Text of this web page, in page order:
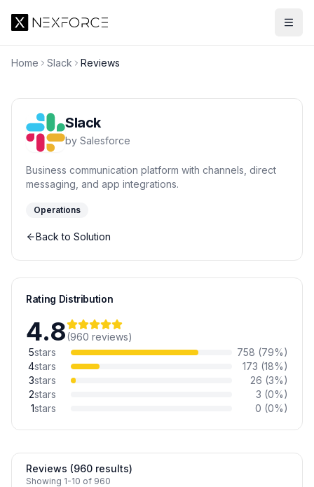
Home Slack Reviews
Slack
by Salesforce
Business communication platform with channels, direct
messaging, and app integrations.
Operations
Back to Solution
Rating Distribution
4.8(960 reviews)
5stars 758 (79%)
4stars 173 (18%)
3stars 26 (3%)
2stars 3 (0%)
1stars 0 (0%)
Reviews (960 results)
Showing 1-10 of 960